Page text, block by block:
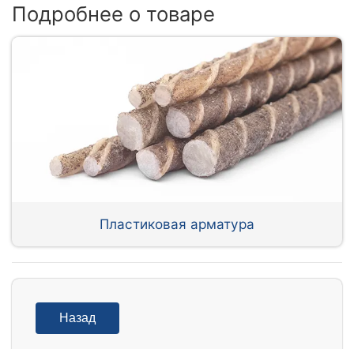
Подробнее о товаре
Пластиковая арматура
Назад